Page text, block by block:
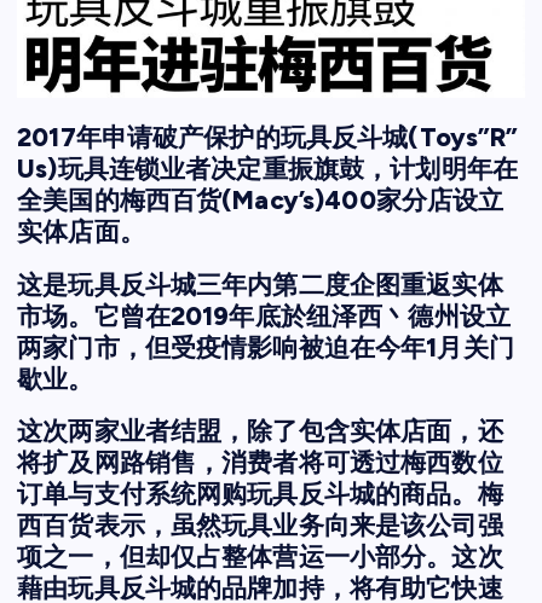
2017年申请破产保护的玩具反斗城(Toys”R”
Us)玩具连锁业者决定重振旗鼓，计划明年在
全美国的梅西百货(Macy’s)400家分店设立
实体店面。
这是玩具反斗城三年内第二度企图重返实体
市场。它曾在2019年底於纽泽西丶德州设立
两家门市，但受疫情影响被迫在今年1月关门
歇业。
这次两家业者结盟，除了包含实体店面，还
将扩及网路销售，消费者将可透过梅西数位
订单与支付系统网购玩具反斗城的商品。梅
西百货表示，虽然玩具业务向来是该公司强
项之一，但却仅占整体营运一小部分。这次
藉由玩具反斗城的品牌加持，将有助它快速